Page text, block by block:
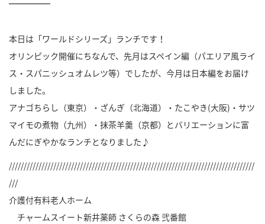
本日は「ワールドシリーズ」ランチです！
オリンピック開催にちなんで、先月はスペイン編（パエリア風ライ
ス・スパニッシュオムレツ等）でしたが、今月は日本編をお届け
しました。
アナゴちらし（東京）・ざんぎ（北海道）・たこやき(大阪)・サツ
マイモの煮物（九州）・抹茶羊羹（京都）とバリエーションに富
んだにぎやかなランチとなりました♪
///////////////////////////////////////////////////////////////////////////////////
///
介護付有料老人ホーム
チャームスイート新井薬師 さくらの森 弐番館